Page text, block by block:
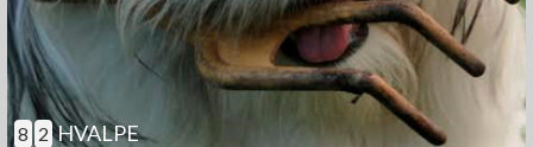
8 2 HVALPE